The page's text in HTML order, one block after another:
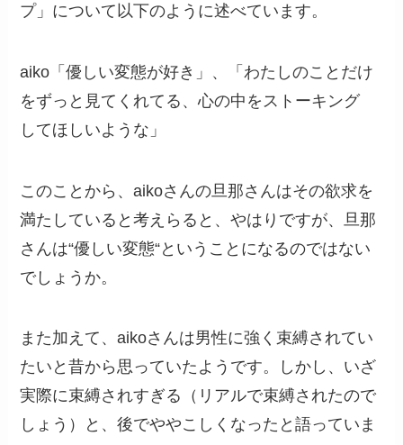
プ」について以下のように述べています。
aiko「優しい変態が好き」、「わたしのことだけ
をずっと見てくれてる、心の中をストーキング
してほしいような」
このことから、aikoさんの旦那さんはその欲求を
満たしていると考えらると、やはりですが、旦那
さんは“優しい変態“ということになるのではない
でしょうか。
また加えて、aikoさんは男性に強く束縛されてい
たいと昔から思っていたようです。しかし、いざ
実際に束縛されすぎる（リアルで束縛されたので
しょう）と、後でややこしくなったと語っていま